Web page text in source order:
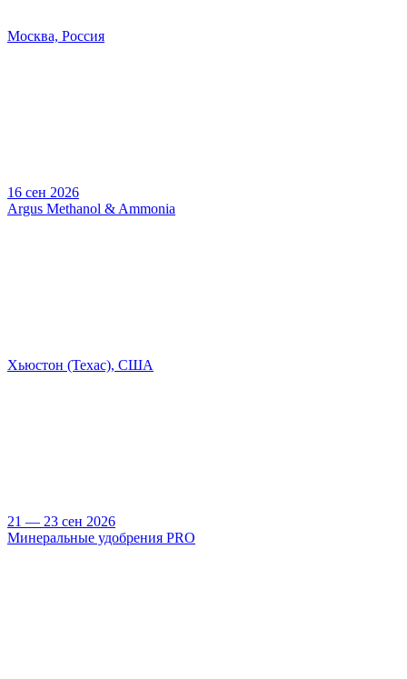
Москва, Россия
16 сен 2026
Argus Methanol & Ammonia
Хьюстон (Техас), США
21 — 23 сен 2026
Минеральные удобрения PRO